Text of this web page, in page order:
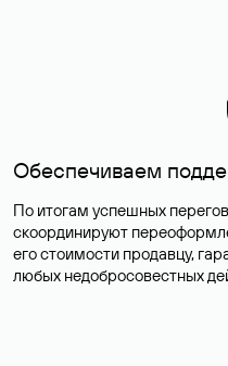
Обеспечиваем
По итогам успешных
скоординируют
его стоимости продавцу,
любых недобросовестных